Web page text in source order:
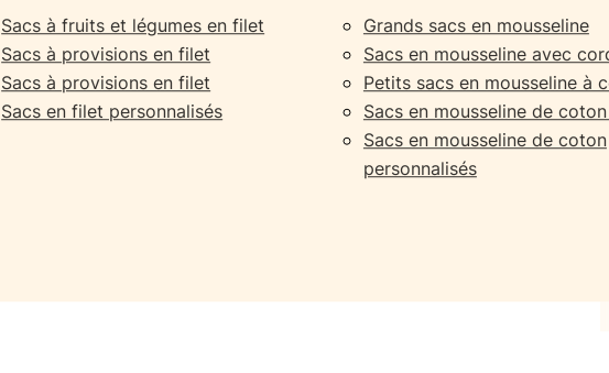
Sacs à fruits et légumes en filet
Sacs à provisions en filet
Sacs à provisions en filet
Sacs en filet personnalisés
Grands sacs en mousseline
Sacs en mousseline avec
Petits sacs en mousseline à
Sacs en mousseline de
Sacs en mousseline de coton
personnalisés